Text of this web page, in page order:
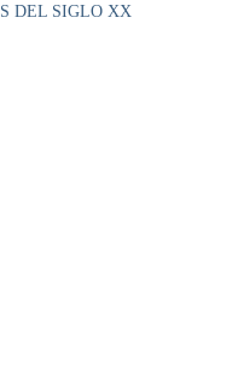
DEL SIGLO XX